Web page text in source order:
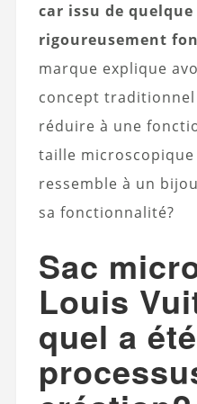
car issu de quelque
rigoureusement
marque explique
concept
réduire à une
taille
ressemble à un
sa fonctionnalité?
Sac
Louis
quel a